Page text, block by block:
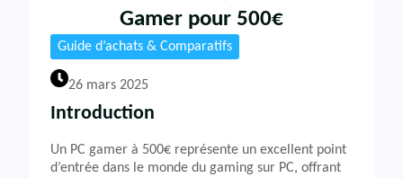
Gamer pour 500€
Guide d’achats & Comparatifs
26 mars 2025
Introduction
Un PC gamer à 500€ représente un excellent point
d’entrée dans le monde du gaming sur PC, offrant